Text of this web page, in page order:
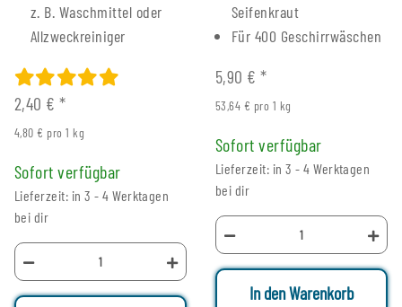
z. B. Waschmittel oder
Allzweckreiniger
2,40 €*
4,80 € pro 1 kg
Sofort verfügbar
Lieferzeit: in 3 - 4 Werktagen
bei dir
Seifenkraut
Für 400 Geschirrwäschen
5,90 €*
53,64 € pro 1 kg
Sofort verfügbar
Lieferzeit: in 3 - 4 Werktagen
bei dir
In den Warenkorb